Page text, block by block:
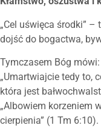
„Cel uświęca środki”
dojść do bogactwa,
Tymczasem Bóg mówi:
„Umartwiajcie tedy to,
która jest
„Albowiem korzeniem
cierpienia” (1 Tm 6:10).